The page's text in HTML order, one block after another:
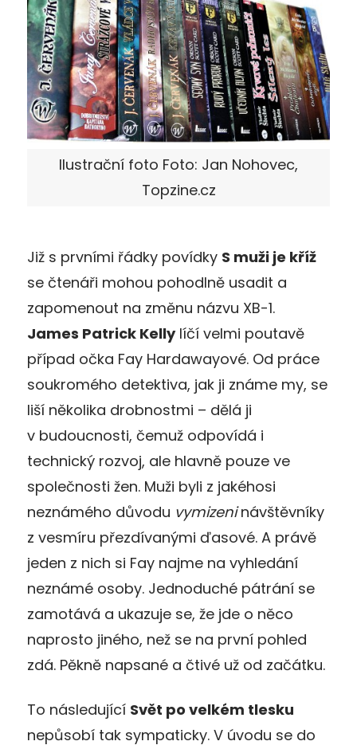
Ilustrační foto Foto: Jan Nohovec,
Topzine.cz
Již s prvními řádky povídky S muži je kříž
se čtenáři mohou pohodlně usadit a
zapomenout na změnu názvu XB-1.
James Patrick Kellylíčí velmi poutavě
případ očka Fay Hardawayové. Od práce
soukromého detektiva, jak ji známe my, se
liší několika drobnostmi – dělá ji
v budoucnosti, čemuž odpovídá i
technický rozvoj, ale hlavně pouze ve
společnosti žen. Muži byli z jakéhosi
neznámého důvodu vymizeninávštěvníky
z vesmíru přezdívanými ďasové. A právě
jeden z nich si Fay najme na vyhledání
neznámé osoby. Jednoduché pátrání se
zamotává a ukazuje se, že jde o něco
naprosto jiného, než se na první pohled
zdá. Pěkně napsané a čtivé už od začátku.
To následující Svět po velkém tlesku
nepůsobí tak sympaticky. V úvodu se do